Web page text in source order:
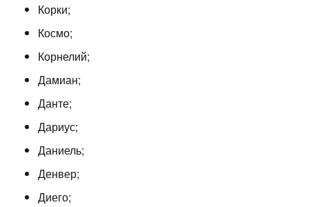
Корки;
Космо;
Корнелий;
Дамиан;
Данте;
Дариус;
Даниель;
Денвер;
Диего;